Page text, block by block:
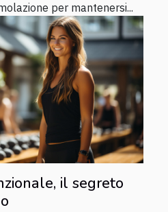
per mantenersi...
il segreto